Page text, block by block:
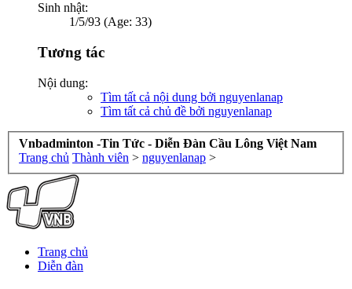
Sinh nhật:
1/5/93 (Age: 33)
Tương tác
Nội dung:
Tìm tất cả nội dung bởi nguyenlanap
Tìm tất cả chủ đề bởi nguyenlanap
Vnbadminton -Tin Tức - Diễn Đàn Cầu Lông Việt Nam
Trang chủ Thành viên > nguyenlanap >
Trang chủ
Diễn đàn